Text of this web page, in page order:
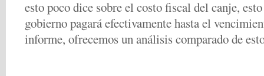
esto poco dice sobre el costo fiscal del canje,
gobierno pagará efectivamente hasta el
informe, ofrecemos un análisis comparado de